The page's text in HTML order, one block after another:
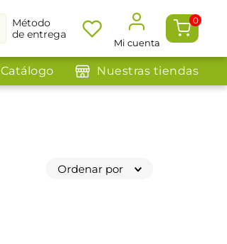
Método
de entrega
Mi cuenta
0
Catálogo Nuestras tiendas
Ordenar por